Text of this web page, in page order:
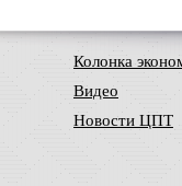
Колонка
Видео
Новости ЦПТ